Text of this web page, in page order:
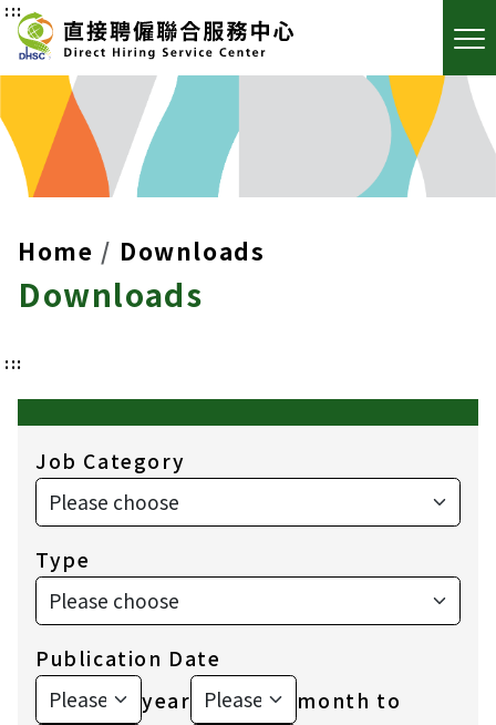
:::
Home Downloads
Downloads
:::
Job Category
Type
Publication Date
year month to